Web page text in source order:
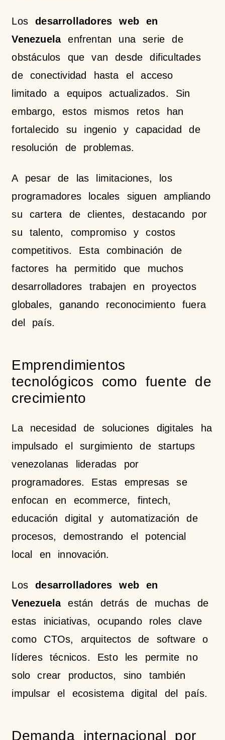
Losdesarrolladores web en
Venezuelaenfrentan una serie de
obstáculos que van desde dificultades
de conectividad hasta el acceso
limitado a equipos actualizados. Sin
embargo, estos mismos retos han
fortalecido su ingenio y capacidad de
resolución de problemas.
A pesar de las limitaciones, los
programadores locales siguen ampliando
su cartera de clientes, destacando por
su talento, compromiso y costos
competitivos. Esta combinación de
factores ha permitido que muchos
desarrolladores trabajen en proyectos
globales, ganando reconocimiento fuera
del país.
Emprendimientos
tecnológicos como fuente de
crecimiento
La necesidad de soluciones digitales ha
impulsado el surgimiento de startups
venezolanas lideradas por
programadores. Estas empresas se
enfocan en ecommerce, fintech,
educación digital y automatización de
procesos, demostrando el potencial
local en innovación.
Losdesarrolladores web en
Venezuelaestán detrás de muchas de
estas iniciativas, ocupando roles clave
como CTOs, arquitectos de software o
líderes técnicos. Esto les permite no
solo crear productos, sino también
impulsar el ecosistema digital del país.
Demanda internacional por